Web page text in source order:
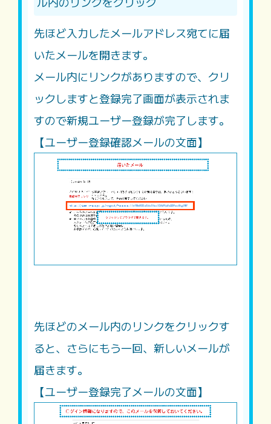
先ほど入力したメールアドレス宛てに届
いたメールを開きます。
メール内にリンクがありますので、クリ
ックしますと登録完了画面が表示されま
すので新規ユーザー登録が完了します。
【ユーザー登録確認メールの文面】
先ほどのメール内のリンクをクリックす
ると、さらにもう一回、新しいメールが
届きます。
【ユーザー登録完了メールの文面】